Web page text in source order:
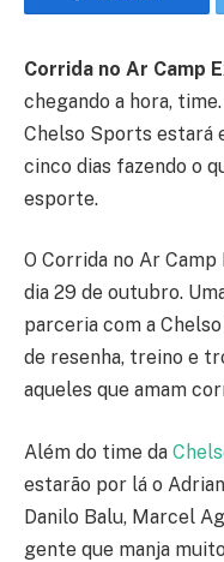
Corrida no Ar Camp
chegando a hora,
Chelso Sports estará
cinco dias fazendo o
esporte.
O Corrida no Ar
dia 29 de outubro.
parceria com a
de resenha, treino e
aqueles que amam
Além do time da
estarão por lá o
Danilo Balu, Marcel
gente que manja